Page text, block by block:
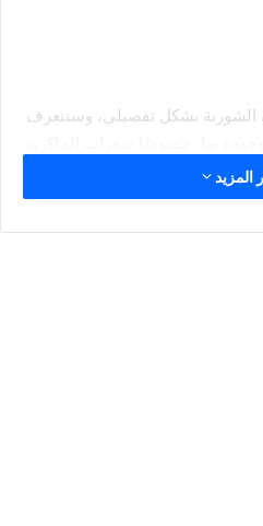
الشوربة بشكل تفصيلي، وسنتعرف
تم إعداد المنتج منها، فتابعونا.
المزيد